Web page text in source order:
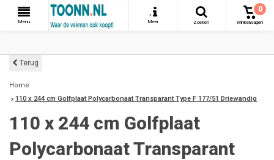
Menu
+
Meer
Zoeken
0
Winkelwagen
Terug
Home
110 x 244 cm Golfplaat Polycarbonaat Transparant Type F 177/51 Driewandig
110 x 244 cm Golfplaat
Polycarbonaat Transparant